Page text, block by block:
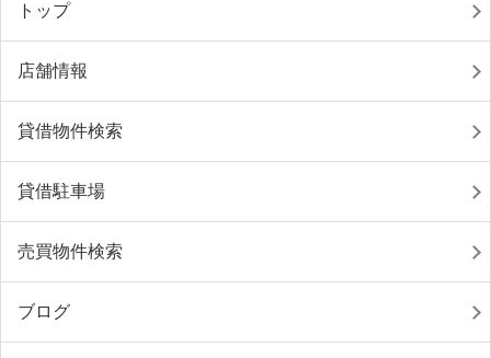
トップ
店舗情報
貸借物件検索
貸借駐車場
売買物件検索
ブログ